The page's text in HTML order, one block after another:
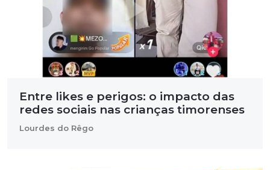
Entre likes e perigos: o impacto das
redes sociais nas crianças timorenses
Lourdes do Rêgo